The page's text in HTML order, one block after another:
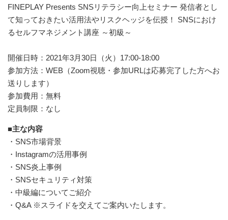
FINEPLAY Presents SNSリテラシー向上セミナー 発信者とし
て知っておきたい活用法やリスクヘッジを伝授！ SNSにおけ
るセルフマネジメント講座 ～初級～
開催日時：2021年3月30日（火）17:00-18:00
参加方法：WEB（Zoom視聴・参加URLは応募完了した方へお
送りします）
参加費用：無料
定員制限：なし
■主な内容
・SNS市場背景
・Instagramの活用事例
・SNS炎上事例
・SNSセキュリティ対策
・中級編についてご紹介
・Q&A ※スライドを交えてご案内いたします。